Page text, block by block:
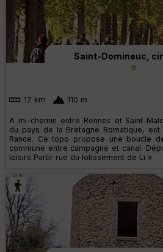
Saint-Domineuc,
17 km 110 m
A mi-chemin entre Rennes et Saint-
du pays de la Bretagne Romatique,
Rance. Ce topo propose une boucle
commune entre campagne et canal.
loisirs Partir rue du lotissement de Li »